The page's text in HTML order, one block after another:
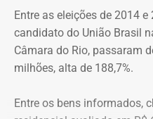
Posiç
ão
Beneficiário
1
Victor Rosa
Entre as eleições de 2014
candidato do União Brasil
Câmara do Rio, passaram
milhões, alta de 188,7%.
Entre os bens informados,